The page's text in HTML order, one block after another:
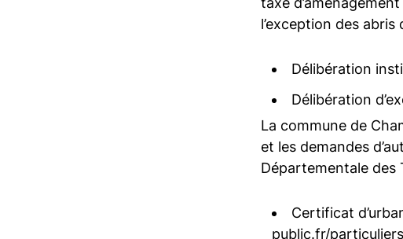
l’exception des
Délibération
Délibération
La commune de
et les demandes
Départementale des
Certificat
public.fr/